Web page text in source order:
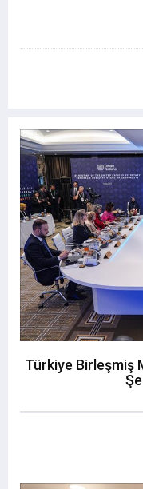
Türkiye Birleşmiş